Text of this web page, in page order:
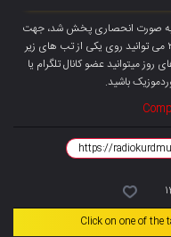
به صورت انحصاری پخش شد، جهت
دانلود و شنیدن این آهنگ با کیفیت های ۱۲۸ و ۳۲۰ می توانید روی یکی از تب های زیر
روز میتوانید عضو کانال تلگرام یا
باشید.
Click on one of the